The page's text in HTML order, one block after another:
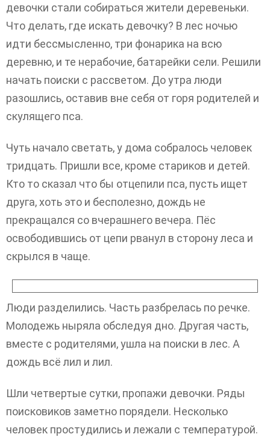
девочки стали собираться жители деревеньки.
Что делать, где искать девочку? В лес ночью
идти бессмысленно, три фонарика на всю
деревню, и те нерабочие, батарейки сели. Решили
начать поиски с рассветом. До утра люди
разошлись, оставив вне себя от горя родителей и
скулящего пса.
Чуть начало светать, у дома собралось человек
тридцать. Пришли все, кроме стариков и детей.
Кто то сказал что бы отцепили пса, пусть ищет
друга, хоть это и бесполезно, дождь не
прекращался со вчерашнего вечера. Пёс
освободившись от цепи рванул в сторону леса и
скрылся в чаще.
Люди разделились. Часть разбрелась по речке.
Молодежь ныряла обследуя дно. Другая часть,
вместе с родителями, ушла на поиски в лес. А
дождь всё лил и лил.
Шли четвертые сутки, пропажи девочки. Ряды
поисковиков заметно порядели. Несколько
человек простудились и лежали с температурой.